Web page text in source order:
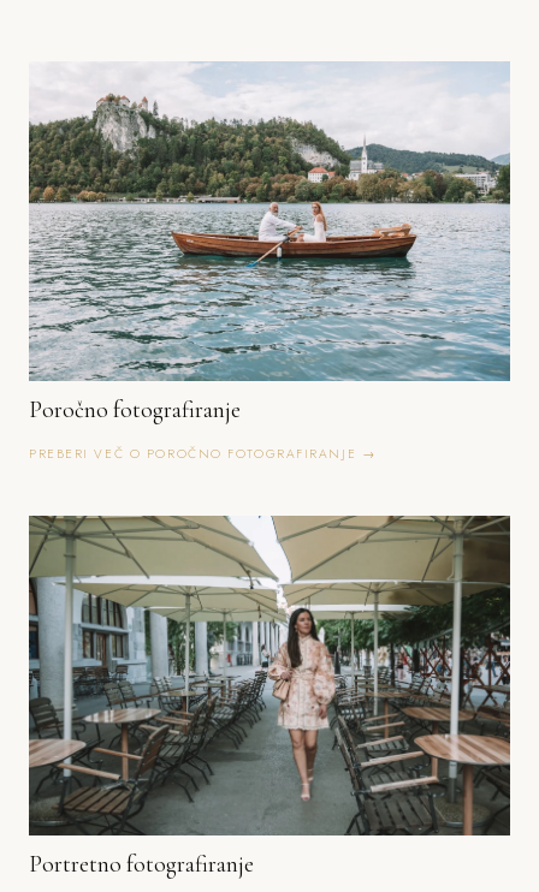
Poročno fotografiranje
PREBERI VEČ O POROČNO FOTOGRAFIRANJE →
Portretno fotografiranje